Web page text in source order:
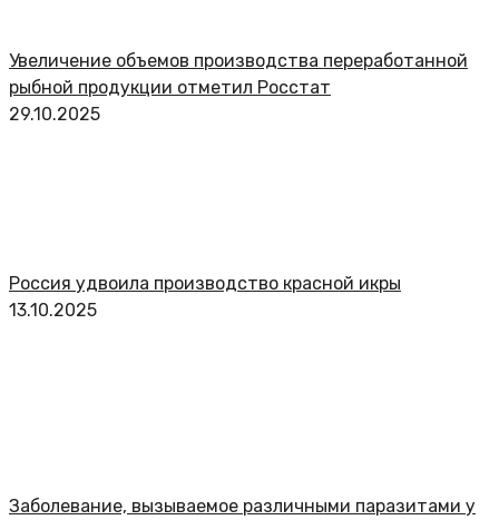
Увеличение объемов производства переработанной
рыбной продукции отметил Росстат
29.10.2025
Россия удвоила производство красной икры
13.10.2025
Заболевание, вызываемое различными паразитами у